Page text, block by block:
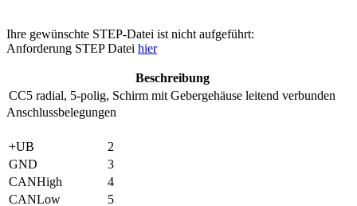
Ihre gewünschte STEP-Datei ist nicht aufgeführt:
Anforderung STEP Datei hier
Beschreibung
CC5 radial, 5-polig, Schirm mit Gebergehäuse leitend verbunden
Anschlussbelegungen
+UB
2
GND
3
CANHigh
4
CANLow
5